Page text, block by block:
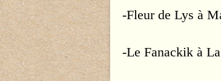
-Fleur de Lys à
-Le Fanackik à